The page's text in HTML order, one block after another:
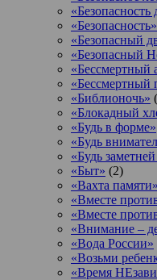
«Безопасность
«Безопасность»
«Безопасный
«Безопасный
«Бессмертный
«Бессмертный
«Библионочь»
«Блокадный
«Будь в форме»
«Будь
«Будь
«Быт» (2)
«Вахта памяти»
«Вместе
«Вместе
«Внимание –
«Вода России»
«Возьми
«Время